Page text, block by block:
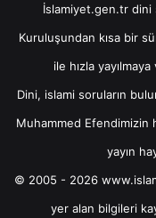
İslamiyet.gen.tr dini
Kuruluşundan kısa bir
ile hızla
Dini, islami soruların
Muhammed Efendimizin
yayın
© 2005 - 2026
yer alan bilgileri